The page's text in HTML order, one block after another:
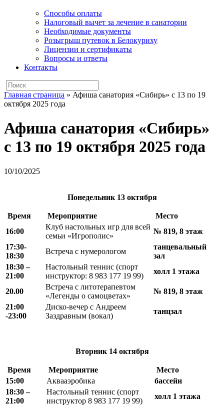
Способы оплаты
Налоговый вычет за лечение в санатории
Необходимые документы
Розыгрыш путевок в Белокуриху
Лицензии и сертификаты
Вопросы и ответы
Контакты
Главная страница » Афиша санатория «Сибирь» с 13 по 19
октября 2025 года
Афиша санатория «Сибирь»
с 13 по 19 октября 2025 года
10/10/2025
Понедельник 13 октября
Время Мероприятие
Место
16:00
Клуб настольных игр для всей
семьи «Игрополис»
№ 819, 8 этаж
17:30-
18:30
Встреча с нумерологом
танцевальный
зал
18:30 –
21:00
Настольный теннис (спорт
инструктор: 8 983 177 19 99)
холл 1 этажа
20.00
Встреча с литотерапевтом
«Легенды о самоцветах»
№ 819, 8 этаж
21:00
-23:00
Диско-вечер с Андреем
Заздравным (вокал)
танцзал
Вторник 14 октября
Время Мероприятие
Место
15:00
Аквааэробика
бассейн
18:30 –
21:00
Настольный теннис (спорт
инструктор 8 983 177 19 99)
холл 1 этажа